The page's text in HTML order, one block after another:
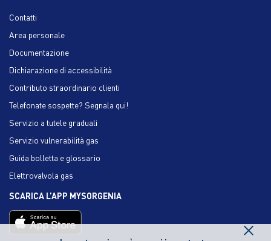
×
Contatti
Area personale
Documentazione
Dichiarazione di accessibilità
Contributo straordinario clienti
Telefonate sospette? Segnala qui!
Servizio a tutele graduali
Servizio vulnerabilità gas
Guida bolletta e glossario
Elettrovalvola gas
SCARICA L’APP MYSORGENIA